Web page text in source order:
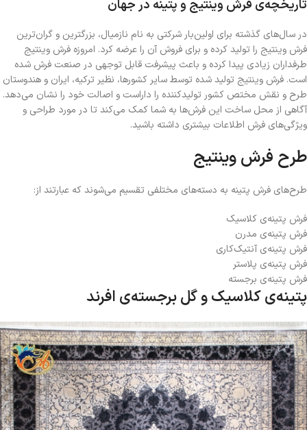
تاریخچه‌ی فرش وینتیج و پتینه در جهان
در سال‌های گذشته برای اولین‌بار شرکتی به نام نازمیال، بزرگترین و گران‌ترین
فرش وینتیج را تولید کرده و برای فروش آن را عرضه کرد. امروزه فرش وینتیج
طرفداران زیادی پیدا کرده و باعث پیشرفت قابل توجهی در صنعت فرش شده
است. فرش وینتیج تولید شده توسط سایر کشورها، نظیر ترکیه، ایران و هندوستان
طرح و نقش مختص کشور تولید‌کننده را داراست و اصالت خود را نشان می‌دهد.
آگاهی از محل ساخت این فرش‌ها به شما کمک می‌کند تا در مورد طراحی و
ویژگی‌های فرش اطلاعات بیشتری داشته باشید.
طرح فرش وینتیج
طرح‌های فرش پتینه به دسته‌های مختلفی تقسیم می‌شوند که عبارتند از:
فرش پتینه‌ی کلاسیک
فرش پتینه‌ی مدرن
فرش پتینه‌ی آنتیک‌کاری
فرش پتینه‌ی پلاستر
فرش پتینه‌ی برجسته
پتینه‌ی کلاسیک و گل برجسته‌ی افرند